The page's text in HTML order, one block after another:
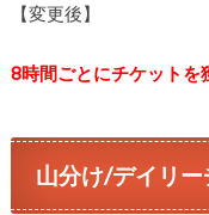
【変更後】
8時間ごとにチケットを
山分け/デイリ